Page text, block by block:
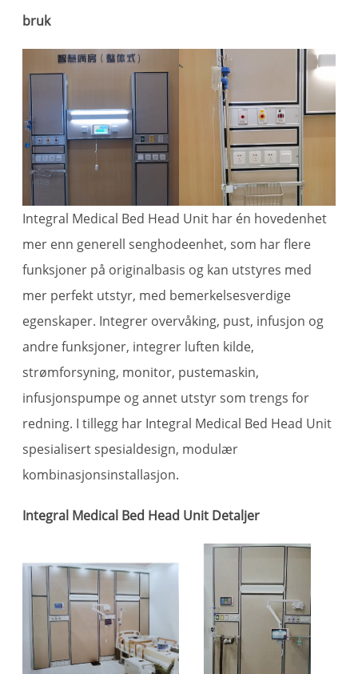
bruk
Integral Medical Bed Head Unit har én hovedenhet
mer enn generell senghodeenhet, som har flere
funksjoner på originalbasis og kan utstyres med
mer perfekt utstyr, med bemerkelsesverdige
egenskaper. Integrer overvåking, pust, infusjon og
andre funksjoner, integrer luften kilde,
strømforsyning, monitor, pustemaskin,
infusjonspumpe og annet utstyr som trengs for
redning. I tillegg har Integral Medical Bed Head Unit
spesialisert spesialdesign, modulær
kombinasjonsinstallasjon.
Integral Medical Bed Head Unit Detaljer